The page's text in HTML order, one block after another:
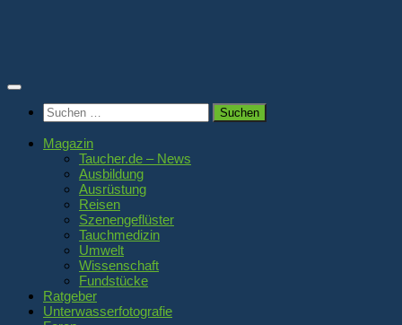
Suchen
nach:
Magazin
Taucher.de – News
Ausbildung
Ausrüstung
Reisen
Szenengeflüster
Tauchmedizin
Umwelt
Wissenschaft
Fundstücke
Ratgeber
Unterwasserfotografie